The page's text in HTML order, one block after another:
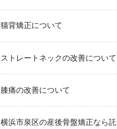
猫背矯正について
ストレートネックの改善について
膝痛の改善について
横浜市泉区の産後骨盤矯正なら託